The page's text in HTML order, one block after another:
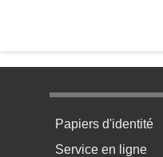
Menu pratique
Papiers d'identité
Service en ligne